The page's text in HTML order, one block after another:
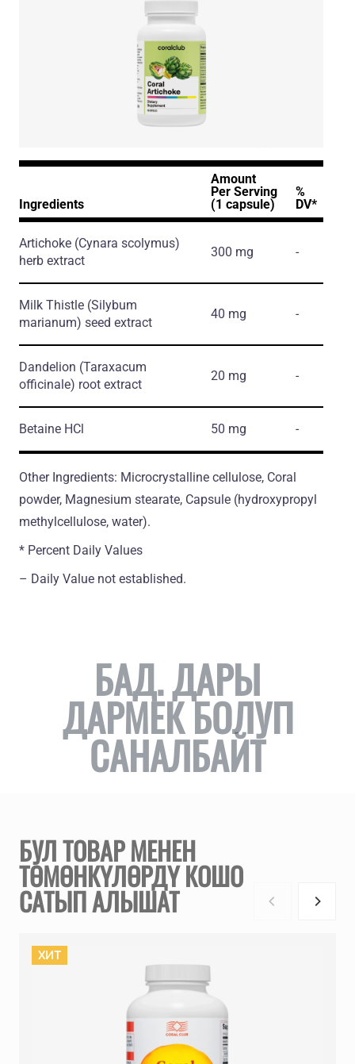
Ingredients
Amount
Per Serving
(1 capsule)
%
DV*
Artichoke (Cynara scolymus)
herb extract
300 mg -
Milk Thistle (Silybum
marianum) seed extract
40 mg -
Dandelion (Taraxacum
officinale) root extract
20 mg -
Betaine HCl 50 mg -
Other Ingredients: Microcrystalline cellulose, Coral
powder, Magnesium stearate, Capsule (hydroxypropyl
methylcellulose, water).
* Percent Daily Values
– Daily Value not established.
БАД. ДАРЫ
ДАРМЕК БОЛУП
САНАЛБАЙТ
БУЛ ТОВАР МЕНЕН
ТӨМӨНКҮЛӨРДҮ КОШО
САТЫП АЛЫШАТ
ХИТ